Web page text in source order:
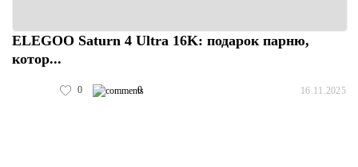
ELEGOO Saturn 4 Ultra 16K: подарок парню,
котор...
0 0 16.11.2025